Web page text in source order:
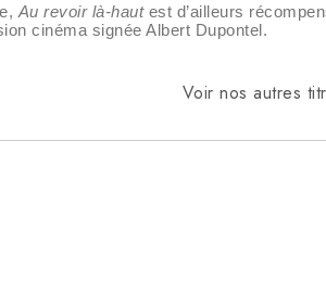
Au revoir là-hautest d’ailleurs
cinéma signée Albert Dupontel.
Voir nos autres